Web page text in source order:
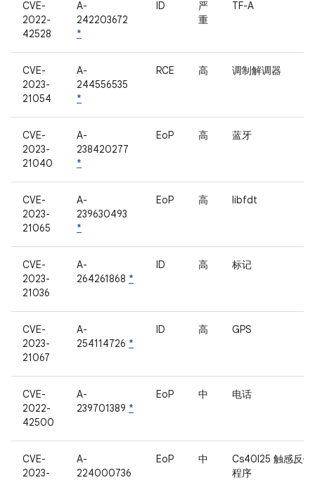
CVE-
2022-
42528
A-
242203672
*
ID
严
重
TF-A
CVE-
2023-
21054
A-
244556535
*
RCE 高 调制解调器
CVE-
2023-
21040
A-
238420277
*
EoP 高 蓝牙
CVE-
2023-
21065
A-
239630493
*
EoP 高 libfdt
CVE-
2023-
21036
A-
264261868 *
ID 高 标记
CVE-
2023-
21067
A-
254114726 *
ID 高 GPS
CVE-
2022-
42500
A-
239701389 *
EoP 中 电话
CVE-
2023-
A-
224000736
EoP 中
Cs40l25 触感反馈
程序